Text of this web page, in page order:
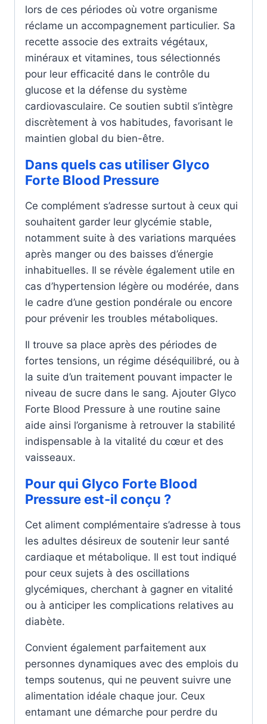
lors de ces périodes où votre organisme
réclame un accompagnement particulier. Sa
recette associe des extraits végétaux,
minéraux et vitamines, tous sélectionnés
pour leur efficacité dans le contrôle du
glucose et la défense du système
cardiovasculaire. Ce soutien subtil s’intègre
discrètement à vos habitudes, favorisant le
maintien global du bien-être.
Dans quels cas utiliser Glyco
Forte Blood Pressure
Ce complément s’adresse surtout à ceux qui
souhaitent garder leur glycémie stable,
notamment suite à des variations marquées
après manger ou des baisses d’énergie
inhabituelles. Il se révèle également utile en
cas d’hypertension légère ou modérée, dans
le cadre d’une gestion pondérale ou encore
pour prévenir les troubles métaboliques.
Il trouve sa place après des périodes de
fortes tensions, un régime déséquilibré, ou à
la suite d’un traitement pouvant impacter le
niveau de sucre dans le sang. Ajouter Glyco
Forte Blood Pressure à une routine saine
aide ainsi l’organisme à retrouver la stabilité
indispensable à la vitalité du cœur et des
vaisseaux.
Pour qui Glyco Forte Blood
Pressure est-il conçu ?
Cet aliment complémentaire s’adresse à tous
les adultes désireux de soutenir leur santé
cardiaque et métabolique. Il est tout indiqué
pour ceux sujets à des oscillations
glycémiques, cherchant à gagner en vitalité
ou à anticiper les complications relatives au
diabète.
Convient également parfaitement aux
personnes dynamiques avec des emplois du
temps soutenus, qui ne peuvent suivre une
alimentation idéale chaque jour. Ceux
entamant une démarche pour perdre du